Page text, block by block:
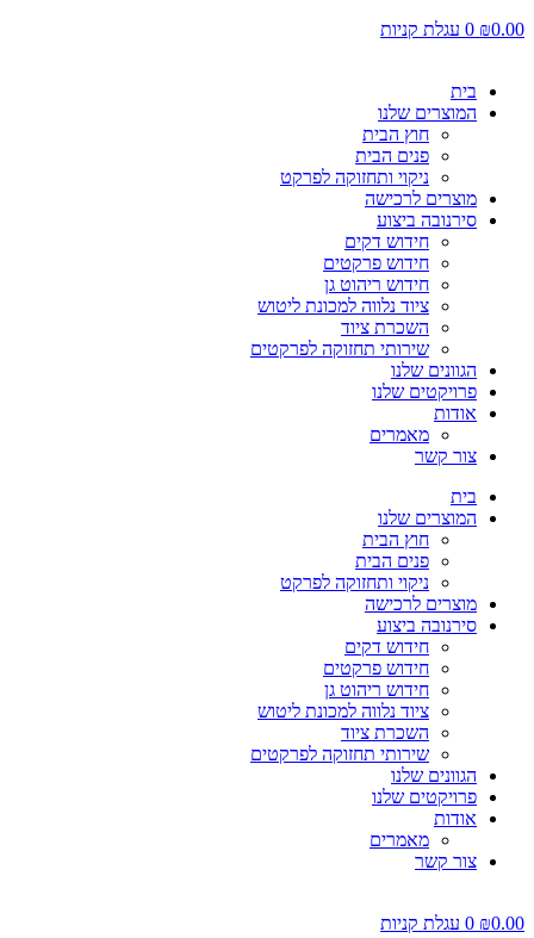
₪0.00
0 עגלת קניות
בית
המוצרים שלנו
חוץ הבית
פנים הבית
ניקוי ותחזוקה לפרקט
מוצרים לרכישה
סירנובה ביצוע
חידוש דקים
חידוש פרקטים
חידוש ריהוט גן
ציוד נלווה למכונת ליטוש
השכרת ציוד
שירותי תחזוקה לפרקטים
הגוונים שלנו
פרויקטים שלנו
אודות
מאמרים
צור קשר
בית
המוצרים שלנו
חוץ הבית
פנים הבית
ניקוי ותחזוקה לפרקט
מוצרים לרכישה
סירנובה ביצוע
חידוש דקים
חידוש פרקטים
חידוש ריהוט גן
ציוד נלווה למכונת ליטוש
השכרת ציוד
שירותי תחזוקה לפרקטים
הגוונים שלנו
פרויקטים שלנו
אודות
מאמרים
צור קשר
₪0.00
0 עגלת קניות